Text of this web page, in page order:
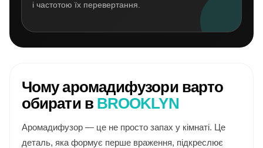
і частотою їх перевертання.
Чому аромадифузори варто
обирати в BROOKLYN
Аромадифузор — це не просто запах у кімнаті. Це
деталь, яка формує перше враження, підкреслює